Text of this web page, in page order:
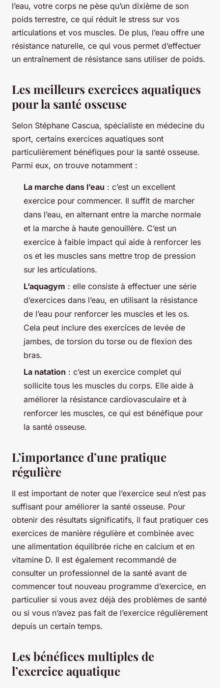
l’eau, votre corps ne pèse qu’un dixième de son
poids terrestre, ce qui réduit le stress sur vos
articulations et vos muscles. De plus, l’eau offre une
résistance naturelle, ce qui vous permet d’effectuer
un entraînement de résistance sans utiliser de poids.
Les meilleurs exercices aquatiques
pour la santé osseuse
Selon Stéphane Cascua, spécialiste en médecine du
sport, certains exercices aquatiques sont
particulièrement bénéfiques pour la santé osseuse.
Parmi eux, on trouve notamment :
La marche dans l’eau : c’est un excellent
exercice pour commencer. Il suffit de marcher
dans l’eau, en alternant entre la marche normale
et la marche à haute genouillère. C’est un
exercice à faible impact qui aide à renforcer les
os et les muscles sans mettre trop de pression
sur les articulations.
L’aquagym : elle consiste à effectuer une série
d’exercices dans l’eau, en utilisant la résistance
de l’eau pour renforcer les muscles et les os.
Cela peut inclure des exercices de levée de
jambes, de torsion du torse ou de flexion des
bras.
La natation : c’est un exercice complet qui
sollicite tous les muscles du corps. Elle aide à
améliorer la résistance cardiovasculaire et à
renforcer les muscles, ce qui est bénéfique pour
la santé osseuse.
L’importance d’une pratique
régulière
Il est important de noter que l’exercice seul n’est pas
suffisant pour améliorer la santé osseuse. Pour
obtenir des résultats significatifs, il faut pratiquer ces
exercices de manière régulière et combinée avec
une alimentation équilibrée riche en calcium et en
vitamine D. Il est également recommandé de
consulter un professionnel de la santé avant de
commencer tout nouveau programme d’exercice, en
particulier si vous avez déjà des problèmes de santé
ou si vous n’avez pas fait de l’exercice régulièrement
depuis un certain temps.
Les bénéfices multiples de
l’exercice aquatique